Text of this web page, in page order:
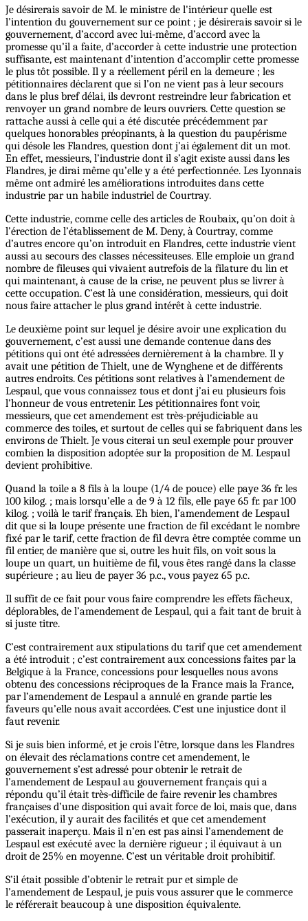
Je désirerais savoir de M. le ministre de l'intérieur quelle est
l’intention du gouvernement sur ce point ; je désirerais savoir si le
gouvernement, d’accord avec lui-même, d’accord avec la
promesse qu’il a faite, d’accorder à cette industrie une protection
suffisante, est maintenant d’intention d’accomplir cette promesse
le plus tôt possible. Il y a réellement péril en la demeure ; les
pétitionnaires déclarent que si l’on ne vient pas à leur secours
dans le plus bref délai, ils devront restreindre leur fabrication et
renvoyer un grand nombre de leurs ouvriers. Cette question se
rattache aussi à celle qui a été discutée précédemment par
quelques honorables préopinants, à la question du paupérisme
qui désole les Flandres, question dont j’ai également dit un mot.
En effet, messieurs, l’industrie dont il s’agit existe aussi dans les
Flandres, je dirai même qu’elle y a été perfectionnée. Les Lyonnais
même ont admiré les améliorations introduites dans cette
industrie par un habile industriel de Courtray.
Cette industrie, comme celle des articles de Roubaix, qu’on doit à
l’érection de l’établissement de M. Deny, à Courtray, comme
d’autres encore qu’on introduit en Flandres, cette industrie vient
aussi au secours des classes nécessiteuses. Elle emploie un grand
nombre de fileuses qui vivaient autrefois de la filature du lin et
qui maintenant, à cause de la crise, ne peuvent plus se livrer à
cette occupation. C’est là une considération, messieurs, qui doit
nous faire attacher le plus grand intérêt à cette industrie.
Le deuxième point sur lequel je désire avoir une explication du
gouvernement, c’est aussi une demande contenue dans des
pétitions qui ont été adressées dernièrement à la chambre. Il y
avait une pétition de Thielt, une de Wynghene et de différents
autres endroits. Ces pétitions sont relatives à l’amendement de
Lespaul, que vous connaissez tous et dont j’ai eu plusieurs fois
l’honneur de vous entretenir. Les pétitionnaires font voir,
messieurs, que cet amendement est très-préjudiciable au
commerce des toiles, et surtout de celles qui se fabriquent dans les
environs de Thielt. Je vous citerai un seul exemple pour prouver
combien la disposition adoptée sur la proposition de M. Lespaul
devient prohibitive.
Quand la toile a 8 fils à la loupe (1/4 de pouce) elle paye 36 fr. les
100 kilog. ; mais lorsqu’elle a de 9 à 12 fils, elle paye 65 fr. par 100
kilog. ; voilà le tarif français. Eh bien, l’amendement de Lespaul
dit que si la loupe présente une fraction de fil excédant le nombre
fixé par le tarif, cette fraction de fil devra être comptée comme un
fil entier, de manière que si, outre les huit fils, on voit sous la
loupe un quart, un huitième de fil, vous êtes rangé dans la classe
supérieure ; au lieu de payer 36 p.c., vous payez 65 p.c.
Il suffit de ce fait pour vous faire comprendre les effets fâcheux,
déplorables, de l’amendement de Lespaul, qui a fait tant de bruit à
si juste titre.
C’est contrairement aux stipulations du tarif que cet amendement
a été introduit ; c’est contrairement aux concessions faites par la
Belgique à la France, concessions pour lesquelles nous avons
obtenu des concessions réciproques de la France mais la France,
par l’amendement de Lespaul a annulé en grande partie les
faveurs qu’elle nous avait accordées. C’est une injustice dont il
faut revenir.
Si je suis bien informé, et je crois l’être, lorsque dans les Flandres
on élevait des réclamations contre cet amendement, le
gouvernement s’est adressé pour obtenir le retrait de
l’amendement de Lespaul au gouvernement français qui a
répondu qu’il était très-difficile de faire revenir les chambres
françaises d’une disposition qui avait force de loi, mais que, dans
l’exécution, il y aurait des facilités et que cet amendement
passerait inaperçu. Mais il n’en est pas ainsi l’amendement de
Lespaul est exécuté avec la dernière rigueur ; il équivaut à un
droit de 25% en moyenne. C’est un véritable droit prohibitif.
S’il était possible d’obtenir le retrait pur et simple de
l’amendement de Lespaul, je puis vous assurer que le commerce
le référerait beaucoup à une disposition équivalente.